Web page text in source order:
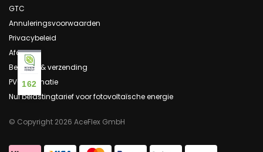
GTC
Annuleringsvoorwaarden
Privacybeleid
Afdruk
Betaling & verzending
PV-informatie
Nul belastingtarief voor fotovoltaïsche energie
© Copyright 2026 AceFlex GmbH
162